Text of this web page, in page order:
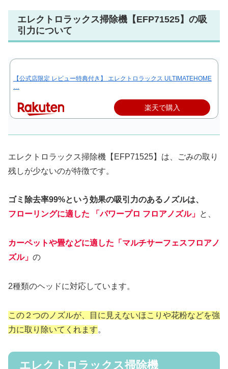
エレクトロラックス掃除機【EFP71525】の吸
引力について
【公式店限定 レビュー特典付き】 エレクトロラックス ULTIMATEHOME
…
楽天で購入
エレクトロラックス掃除機【EFP71525】は、ごみの取り
残しが少ないのが特徴です。
ゴミ除去率99%という効果の吸引力のあるノズルは、
フローリングに適した 「パワープロ フロアノズル」 と、
カーペットや畳などに適した「マルチサーフェスフロアノ
ズル」 の
2種類のヘッドに対応しています。
この２つのノズルが、目に見えないほこりや花粉などを強
力に取り除いてくれます。
エレクトロラックス掃除機